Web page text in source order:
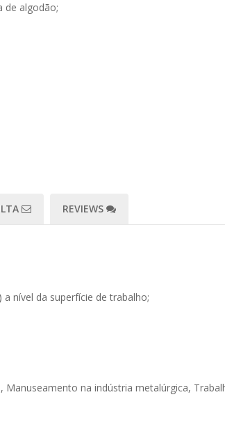
de algodão;
REVIEWS
nível da superfície de trabalho;
na indústria metalúrgica,